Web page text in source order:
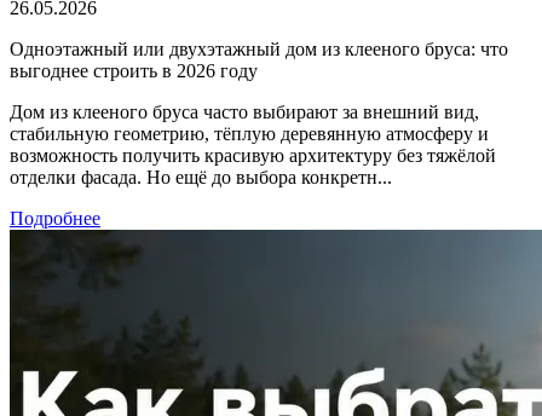
26.05.2026
Одноэтажный или двухэтажный дом из клееного бруса: что
выгоднее строить в 2026 году
Дом из клееного бруса часто выбирают за внешний вид,
стабильную геометрию, тёплую деревянную атмосферу и
возможность получить красивую архитектуру без тяжёлой
отделки фасада. Но ещё до выбора конкретн...
Подробнее